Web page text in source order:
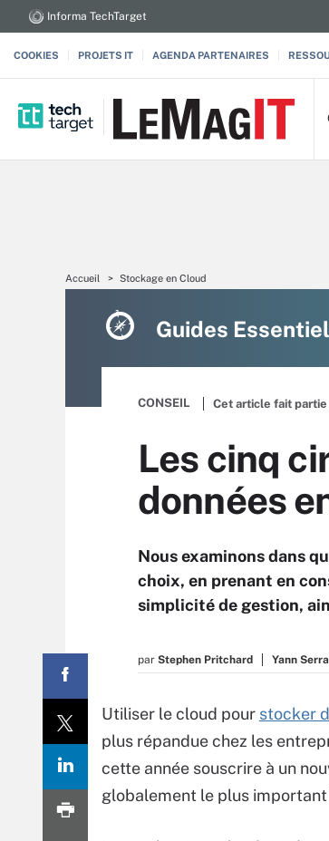
Informa TechTarget
COOKIES PROJETS IT AGENDA PARTENAIRES
Accueil Stockage en Cloud
Guides
CONSEIL Cet article fait
Les cinq
données
Nous examinons dans
choix, en prenant en
simplicité de gestion,
par Stephen Pritchard Yann
Utiliser le cloud pour stocker
plus répandue chez les
cette année souscrire à un
globalement le plus